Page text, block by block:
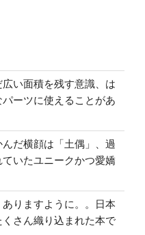
い面積を残す意識、は
ーツに使えることがあ
だ横顔は「土偶」、過
いたユニークかつ愛嬌
りますように。。日本
さん織り込まれた本で